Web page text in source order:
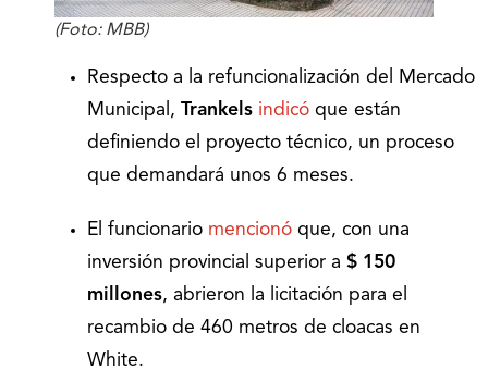
(Foto: MBB)
Respecto a la refuncionalización del Mercado
Municipal,
Trankels indicó que están
definiendo el proyecto técnico, un proceso
que demandará unos 6 meses.
El funcionario mencionó que, con una
inversión provincial superior a $ 150
millones, abrieron la licitación para el
recambio de 460 metros de cloacas en
White.